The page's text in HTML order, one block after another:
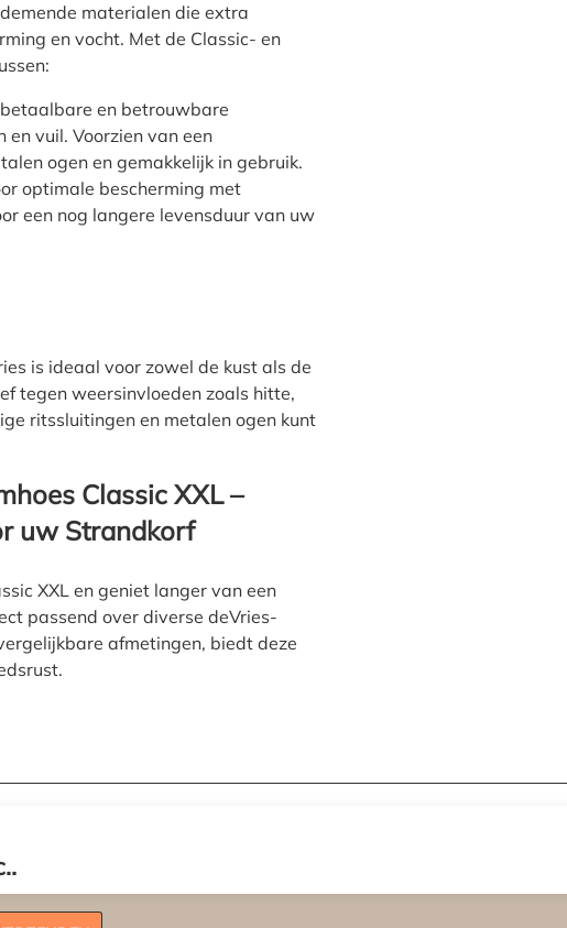
materialen die extra
en vocht. Met de Classic- en
betaalbare en betrouwbare
vuil. Voorzien van een
ogen en gemakkelijk in gebruik.
optimale bescherming met
een nog langere levensduur van uw
is ideaal voor zowel de kust als de
tegen weersinvloeden zoals hitte,
ritssluitingen en metalen ogen kunt
Classic XXL –
uw Strandkorf
XXL en geniet langer van een
passend over diverse deVries-
afmetingen, biedt deze